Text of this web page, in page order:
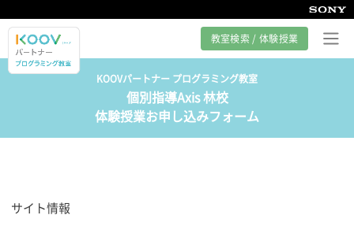
教室検索 / 体験授業
プログラミング教室とは
カリキュラム紹介
サポート
KOOVパートナー プログラミング教室
個別指導Axis 林校
体験授業お申し込みフォーム
サイト情報